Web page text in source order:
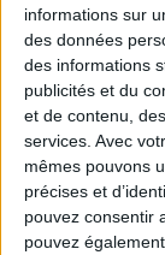
informations sur
des données
des informations
publicités et du
et de contenu,
services. Avec
mêmes pouvons
précises et
pouvez consentir
pouvez